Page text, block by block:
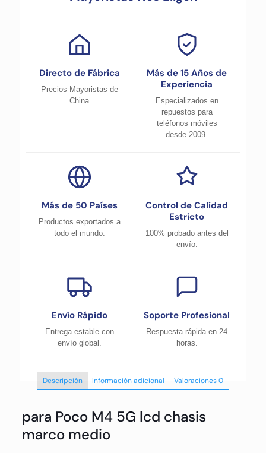
Directo de Fábrica
Precios Mayoristas de
China
Más de 15 Años de
Experiencia
Especializados en
repuestos para
teléfonos móviles
desde 2009.
Más de 50 Países
Productos exportados a
todo el mundo.
Control de Calidad
Estricto
100% probado antes del
envío.
Envío Rápido
Entrega estable con
envío global.
Soporte Profesional
Respuesta rápida en 24
horas.
Descripción Información adicional Valoraciones0
para Poco M4 5G lcd chasis
marco medio